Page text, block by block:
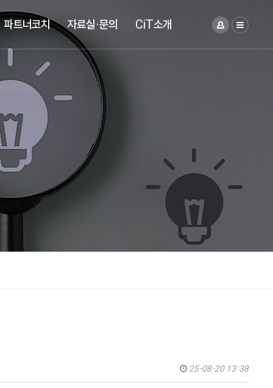
파트너코치 자료실·문의 CiT소개
25-08-20 13:38